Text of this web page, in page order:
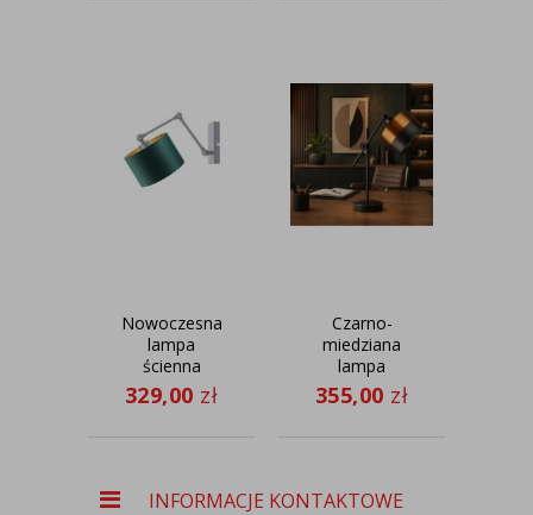
Nowoczesna
lampa
ścienna
TULON
GOLD
329,00 zł
Czarno-
miedziana
lampa
biurkowa
regulowana
355,00 zł
INFORMACJE KONTAKTOWE